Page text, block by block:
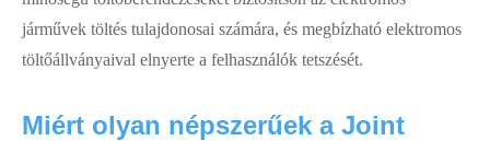
járművek töltés tulajdonosai számára, és megbízható elektromos
töltőállványaival elnyerte a felhasználók tetszését.
Miért olyan népszerűek a Joint